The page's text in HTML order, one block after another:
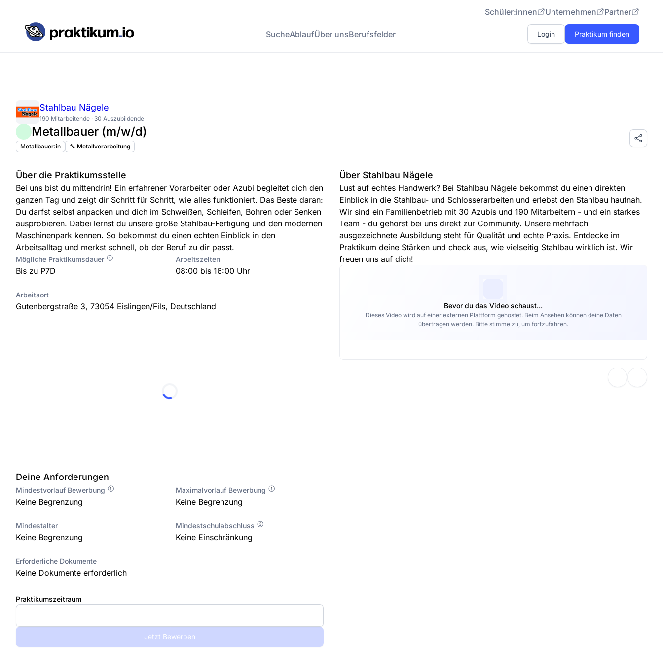
Schüler:innen Unternehmen Partner
SucheAblaufÜber unsBerufsfelder Login Praktikum finden
Stahlbau Nägele
190 Mitarbeitende · 30 Auszubildende
Metallbauer (m/w/d)
Metallbauer:in 🔧 Metallverarbeitung
Über die Praktikumsstelle
Bei uns bist du mittendrin! Ein erfahrener Vorarbeiter oder Azubi begleitet dich den
ganzen Tag und zeigt dir Schritt für Schritt, wie alles funktioniert. Das Beste daran:
Du darfst selbst anpacken und dich im Schweißen, Schleifen, Bohren oder Senken
ausprobieren. Dabei lernst du unsere große Stahlbau-Fertigung und den modernen
Maschinenpark kennen. So bekommst du einen echten Einblick in den
Arbeitsalltag und merkst schnell, ob der Beruf zu dir passt.
Mögliche Praktikumsdauer
Bis zu P7D
Arbeitszeiten
08:00 bis 16:00 Uhr
Arbeitsort
Gutenbergstraße 3, 73054 Eislingen/Fils, Deutschland
Deine Anforderungen
Mindestvorlauf Bewerbung
Keine Begrenzung
Maximalvorlauf Bewerbung
Keine Begrenzung
Mindestalter
Keine Begrenzung
Mindestschulabschluss
Keine Einschränkung
Erforderliche Dokumente
Keine Dokumente erforderlich
Über Stahlbau Nägele
Lust auf echtes Handwerk? Bei Stahlbau Nägele bekommst du einen direkten
Einblick in die Stahlbau- und Schlosserarbeiten und erlebst den Stahlbau hautnah.
Wir sind ein Familienbetrieb mit 30 Azubis und 190 Mitarbeitern - und ein starkes
Team - du gehörst bei uns direkt zur Community. Unsere mehrfach
ausgezeichnete Ausbildung steht für Qualität und echte Praxis. Entdecke im
Praktikum deine Stärken und check aus, wie vielseitig Stahlbau wirklich ist. Wir
freuen uns auf dich!
Bevor du das Video schaust...
Dieses Video wird auf einer externen Plattform gehostet. Beim Ansehen können deine Daten
übertragen werden. Bitte stimme zu, um fortzufahren.
Praktikumszeitraum
Jetzt Bewerben